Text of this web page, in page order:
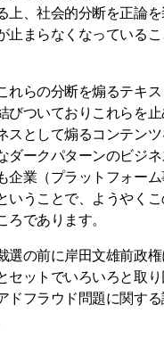
上、社会的分断を正論
止まらなくなっている
らの分断を煽るテキ
びついておりこれらを
スとして煽るコンテン
ダークパターンのビジ
企業（プラットフォー
いうことで、ようやく
であります。
の前に岸田文雄前政
セットでいろいろと取
ドフラウド問題に関す